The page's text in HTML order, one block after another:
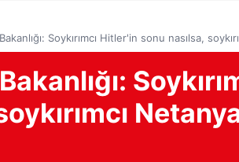
Soykırımcı Hitler'in sonu nasılsa,